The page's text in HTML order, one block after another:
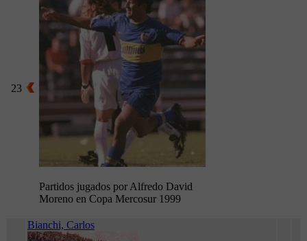
23
Partidos jugados por Alfredo David
Moreno en Copa Mercosur 1999
Bianchi, Carlos